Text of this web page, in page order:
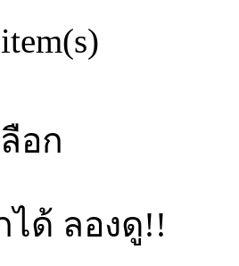
item(s)
อก
ได้ ลองดู!!